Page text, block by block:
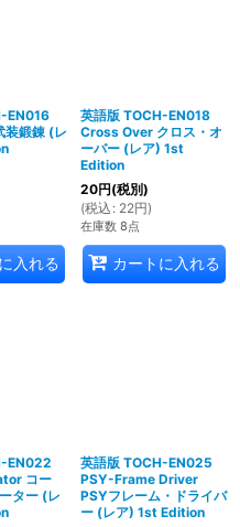
EN016
鍛錬 (レ
入れる
英語版 TOCH-EN018
Cross Over クロス・オ
ーバー (レア) 1st
Edition
20円(税別)
(税込 : 22円)
在庫数 8点
カートに入れる
EN022
コー
ター (レ
英語版 TOCH-EN025
PSY-Frame Driver
PSYフレーム・ドライバ
ー (レア) 1st Edition